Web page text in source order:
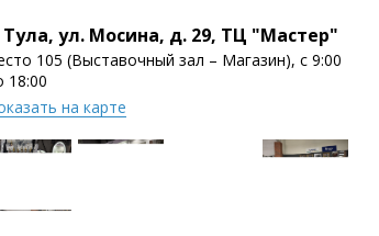
Тула, ул. Мосина, д. 29, ТЦ "Мастер"
105 (Выставочный зал – Магазин), с 9:00
18:00
на карте